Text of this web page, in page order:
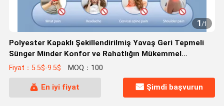
1/1
Polyester Kapaklı Şekillendirilmiş Yavaş Geri Tepmeli
Sünger Minder Konfor ve Rahatlığın Mükemmel
Birleşimi
Fiyat：5.5$-9.5$ MOQ：100
En iyi fiyat Şimdi başvurun